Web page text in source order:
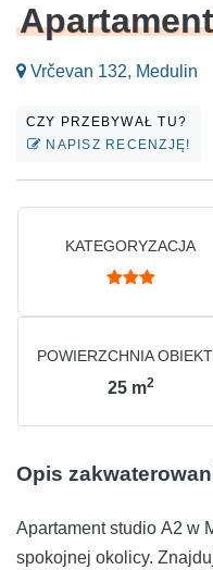
Vrčevan 132, Medulin
CZY PRZEBYWAŁ TU?
NAPISZ RECENZJĘ!
KATEGORYZACJA
POWIERZCHNIA
25 m2
Opis
Apartament studio A2 w
spokojnej okolicy.